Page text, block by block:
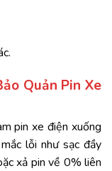
Quản Pin Xe
pin xe điện xuống
lỗi như sạc đầy
xả pin về 0% liên